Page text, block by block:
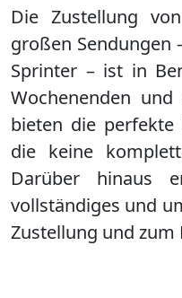
Die Zustellung
großen Sendungen
Sprinter – ist in
Wochenenden
bieten die perfekte
die keine
Darüber hinaus
vollständiges und
Zustellung und zum